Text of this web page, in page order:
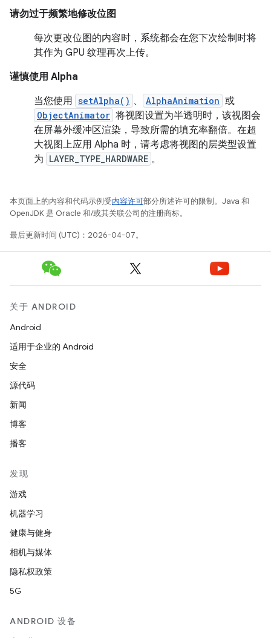
请勿过于频繁地修改位图
每次更改位图的内容时，系统都会在您下次绘制时将
其作为 GPU 纹理再次上传。
谨慎使用 Alpha
当您使用 setAlpha() 、 AlphaAnimation 或
ObjectAnimator 将视图设置为半透明时，该视图会
在屏幕外缓冲区渲染，导致所需的填充率翻倍。在超
大视图上应用 Alpha 时，请考虑将视图的层类型设置
为 LAYER_TYPE_HARDWARE 。
本页面上的内容和代码示例受内容许可部分所述许可的限制。Java 和
OpenJDK 是 Oracle 和/或其关联公司的注册商标。
最后更新时间 (UTC)：2026-04-07。
关于 ANDROID
Android
适用于企业的 Android
安全
源代码
新闻
博客
播客
发现
游戏
机器学习
健康与健身
相机与媒体
隐私权政策
5G
ANDROID 设备